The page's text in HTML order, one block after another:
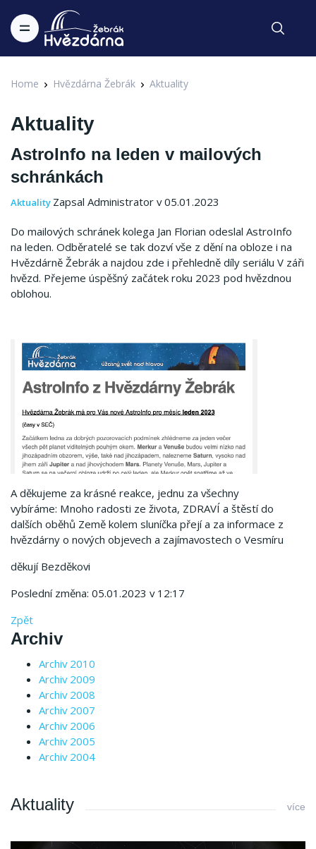
Home Hvězdárna Žebrák Aktuality
Aktuality
AstroInfo na leden v mailových
schránkách
Aktuality Zapsal Administrator v 05.01.2023
Do mailových schránek kolega Jan Florian odeslal AstroInfo
na leden. Odběratelé se tak dozví vše z dění na obloze i na
Hvězdárně Žebrák a najdou zde i přehledně díly seriálu V záři
hvězd. Přejeme úspěšný začátek roku 2023 pod hvězdnou
oblohou.
A děkujeme za krásné reakce, jednu za všechny
vybíráme: Mnoho radosti ze života, ZDRAVÍ a štěstí do
dalších oběhů Země kolem sluníčka přejí a za informace z
hvězdárny o nových objevech a zajímavostech o Vesmíru
děkují Bezděkovi
Poslední změna: 05.01.2023 v 12:17
Zpět
Archiv
Archiv 2010
Archiv 2009
Archiv 2008
Archiv 2007
Archiv 2006
Archiv 2005
Archiv 2004
Aktuality více